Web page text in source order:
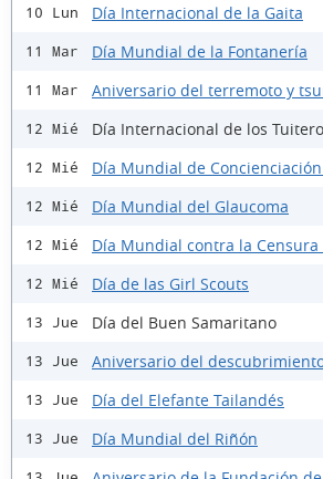
10 Lun Día Internacional de la Gaita
11 Mar Día Mundial de la Fontanería
11 Mar Aniversario del terremoto y
12 Mié Día Internacional de los
12 Mié Día Mundial de
12 Mié Día Mundial del Glaucoma
12 Mié Día Mundial contra la
12 Mié Día de las Girl Scouts
13 Jue Día del Buen Samaritano
13 Jue Aniversario del
13 Jue Día del Elefante Tailandés
13 Jue Día Mundial del Riñón